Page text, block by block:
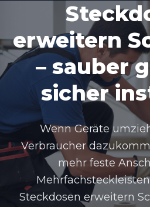
erweitern
– sauber
sicher
Wenn Geräte
Verbraucher
mehr feste
Steckdosen erweitern